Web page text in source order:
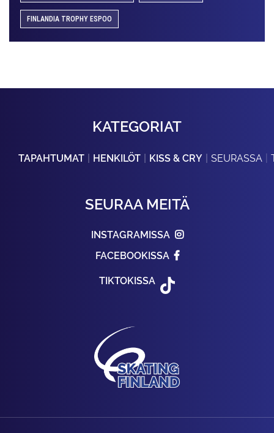
FINLANDIA TROPHY ESPOO
KATEGORIAT
TAPAHTUMAT HENKILÖT KISS & CRY SEURASSA
SEURAA MEITÄ
INSTAGRAMISSA
FACEBOOKISSA
TIKTOKISSA